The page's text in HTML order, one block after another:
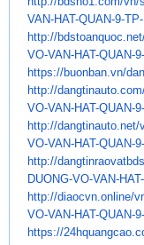
VAN-HAT-QUAN-9-
http://
VO-VAN-HAT-QUAN-
https://buonban.vn/
http://
VO-VAN-HAT-QUAN-
http://dangtinauto.net/
VO-VAN-HAT-QUAN-
http://
DUONG-VO-VAN-
http://diaocvn.online/
VO-VAN-HAT-QUAN-
https://